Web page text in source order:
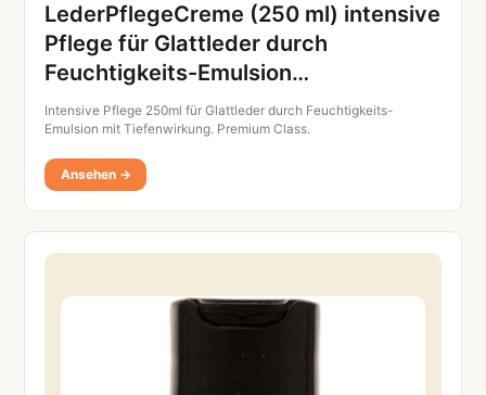
LederPflegeCreme (250 ml) intensive
Pflege für Glattleder durch
Feuchtigkeits-Emulsion…
Intensive Pflege 250ml für Glattleder durch Feuchtigkeits-
Emulsion mit Tiefenwirkung. Premium Class.
Ansehen →